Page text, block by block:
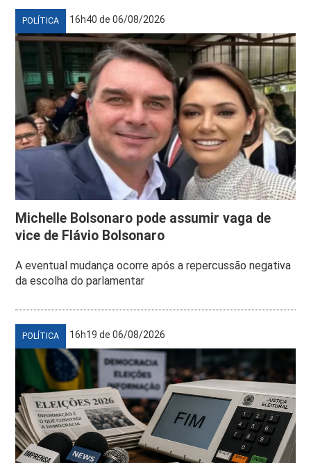
POLÍTICA 16h40 de 06/08/2026
Michelle Bolsonaro pode assumir vaga de
vice de Flávio Bolsonaro
A eventual mudança ocorre após a repercussão negativa
da escolha do parlamentar
POLÍTICA 16h19 de 06/08/2026